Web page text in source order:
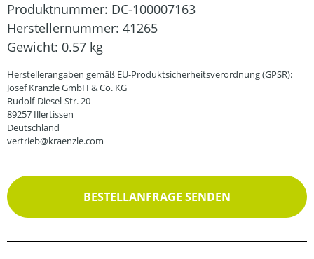
Produktnummer: DC-100007163
Herstellernummer: 41265
Gewicht: 0.57 kg
Herstellerangaben gemäß EU-Produktsicherheitsverordnung (GPSR):
Josef Kränzle GmbH & Co. KG
Rudolf-Diesel-Str. 20
89257 Illertissen
Deutschland
vertrieb@kraenzle.com
BESTELLANFRAGE SENDEN